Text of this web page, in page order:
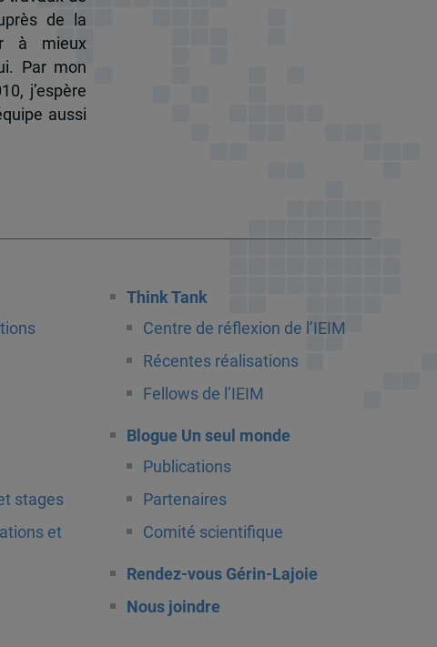
de la
à mieux
Par mon
j’espère
aussi
stages
et
Think Tank
Centre de réflexion de l’IEIM
Récentes réalisations
Fellows de l’IEIM
Blogue Un seul monde
Publications
Partenaires
Comité scientifique
Rendez-vous Gérin-Lajoie
Nous joindre